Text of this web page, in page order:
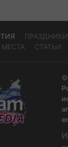
ПРАЗДНИКИ
МЕСТА СТАТЬИ
©